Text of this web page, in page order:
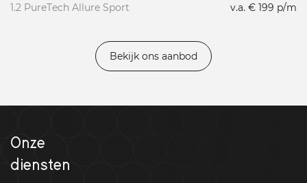
1.2 PureTech Allure Sport v.a. € 199 p/m
Bekijk ons aanbod
Onze
diensten